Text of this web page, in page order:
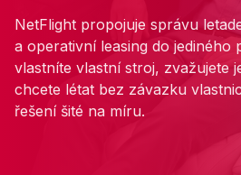
NetFlight propojuje správu
a operativní leasing do jediného
vlastníte vlastní stroj, zvažujete
chcete létat bez závazku
řešení šité na míru.